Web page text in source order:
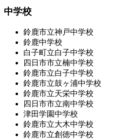
中学校
鈴鹿市立神戸中学校
鈴鹿中学校
白子町立白子中学校
四日市市立楠中学校
鈴鹿市立白子中学校
鈴鹿市立鼓ヶ浦中学校
鈴鹿市立天栄中学校
四日市市立南中学校
津田学園中学校
鈴鹿市立大木中学校
鈴鹿市立創徳中学校